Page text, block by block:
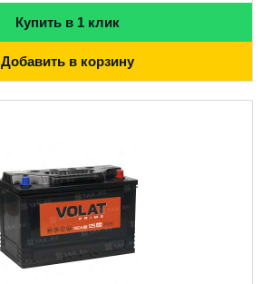
Купить в 1 клик
Добавить в корзину